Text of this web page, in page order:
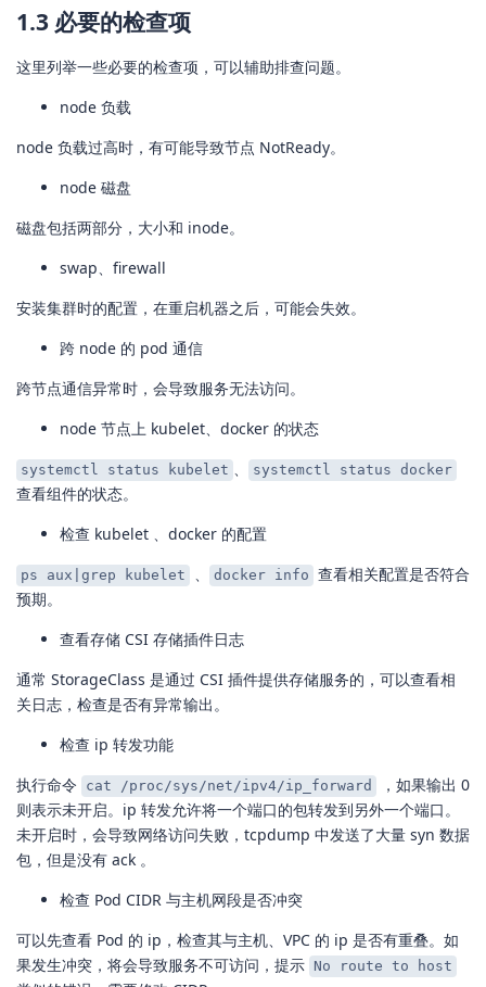
1.3 必要的检查项
这里列举一些必要的检查项，可以辅助排查问题。
node 负载
node 负载过高时，有可能导致节点 NotReady。
node 磁盘
磁盘包括两部分，大小和 inode。
swap、firewall
安装集群时的配置，在重启机器之后，可能会失效。
跨 node 的 pod 通信
跨节点通信异常时，会导致服务无法访问。
node 节点上 kubelet、docker 的状态
systemctl status kubelet 、 systemctl status docker
查看组件的状态。
检查 kubelet 、docker 的配置
ps aux|grep kubelet 、 docker info 查看相关配置是否符合
预期。
查看存储 CSI 存储插件日志
通常 StorageClass 是通过 CSI 插件提供存储服务的，可以查看相
关日志，检查是否有异常输出。
检查 ip 转发功能
执行命令 cat /proc/sys/net/ipv4/ip_forward
，如果输出 0
则表示未开启。ip 转发允许将一个端口的包转发到另外一个端口。
未开启时，会导致网络访问失败，tcpdump 中发送了大量 syn 数据
包，但是没有 ack 。
检查 Pod CIDR 与主机网段是否冲突
可以先查看 Pod 的 ip，检查其与主机、VPC 的 ip 是否有重叠。如
果发生冲突，将会导致服务不可访问，提示 No route to host